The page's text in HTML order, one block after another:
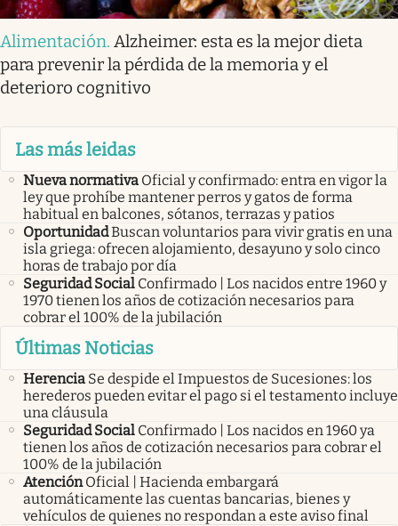
Alimentación. Alzheimer: esta es la mejor dieta
para prevenir la pérdida de la memoria y el
deterioro cognitivo
Las más leidas
Nueva normativa Oficial y confirmado: entra en vigor la
ley que prohíbe mantener perros y gatos de forma
habitual en balcones, sótanos, terrazas y patios
OportunidadBuscan voluntarios para vivir gratis en una
isla griega: ofrecen alojamiento, desayuno y solo cinco
horas de trabajo por día
Seguridad Social Confirmado | Los nacidos entre 1960 y
1970 tienen los años de cotización necesarios para
cobrar el 100% de la jubilación
Últimas Noticias
Herencia Se despide el Impuestos de Sucesiones: los
herederos pueden evitar el pago si el testamento incluye
una cláusula
Seguridad Social Confirmado | Los nacidos en 1960 ya
tienen los años de cotización necesarios para cobrar el
100% de la jubilación
Atención Oficial | Hacienda embargará
automáticamente las cuentas bancarias, bienes y
vehículos de quienes no respondan a este aviso final